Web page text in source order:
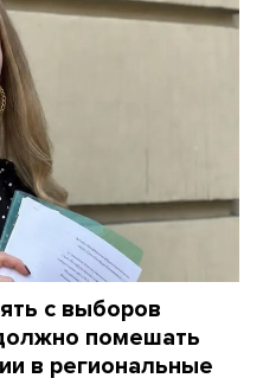
с выборов
помешать
в региональные